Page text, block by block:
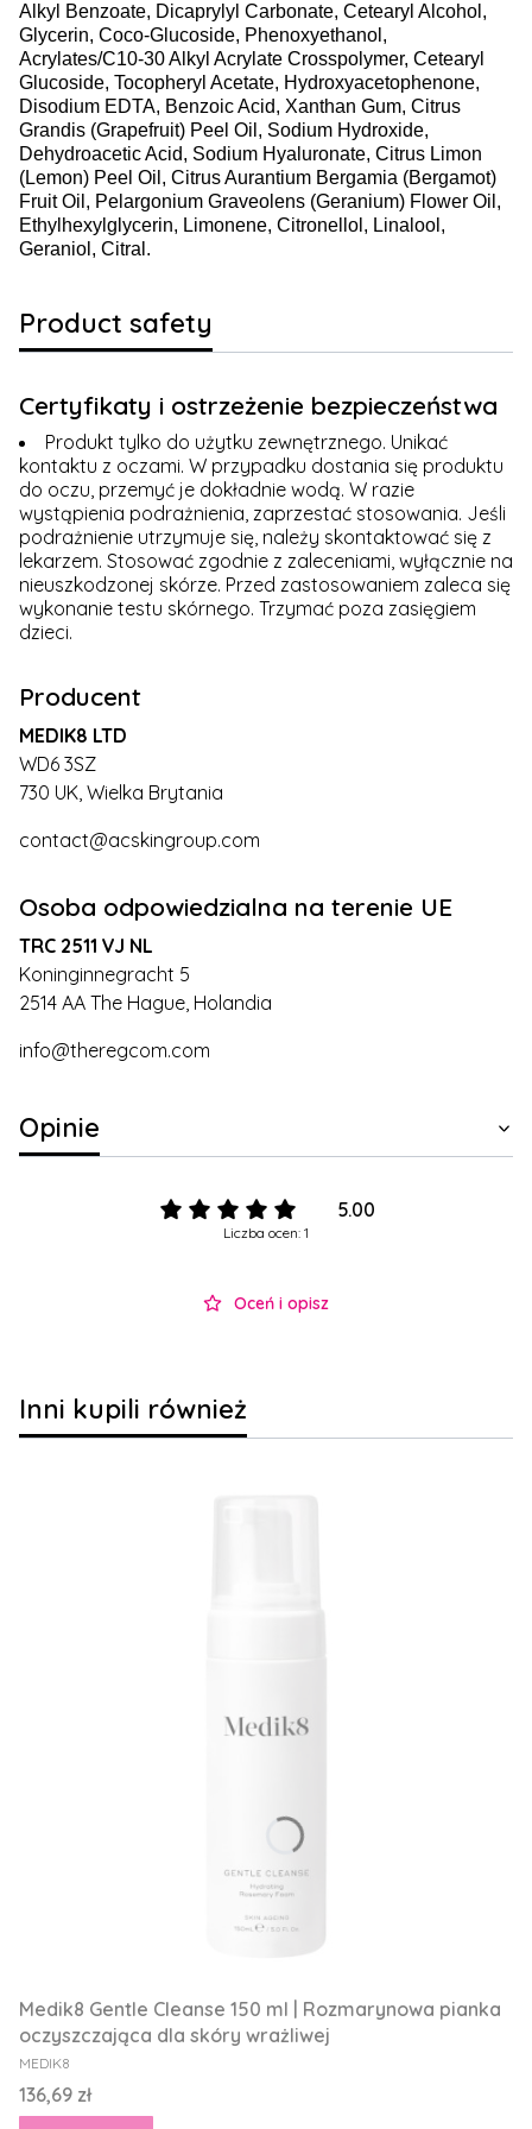
Alkyl Benzoate, Dicaprylyl Carbonate, Cetearyl Alcohol,
Glycerin, Coco-Glucoside, Phenoxyethanol,
Acrylates/C10-30 Alkyl Acrylate Crosspolymer, Cetearyl
Glucoside, Tocopheryl Acetate, Hydroxyacetophenone,
Disodium EDTA, Benzoic Acid, Xanthan Gum, Citrus
Grandis (Grapefruit) Peel Oil, Sodium Hydroxide,
Dehydroacetic Acid, Sodium Hyaluronate, Citrus Limon
(Lemon) Peel Oil, Citrus Aurantium Bergamia (Bergamot)
Fruit Oil, Pelargonium Graveolens (Geranium) Flower Oil,
Ethylhexylglycerin, Limonene, Citronellol, Linalool,
Geraniol, Citral.
Product safety
Certyfikaty i ostrzeżenie bezpieczeństwa
Produkt tylko do użytku zewnętrznego. Unikać
kontaktu z oczami. W przypadku dostania się produktu
do oczu, przemyć je dokładnie wodą. W razie
wystąpienia podrażnienia, zaprzestać stosowania. Jeśli
podrażnienie utrzymuje się, należy skontaktować się z
lekarzem. Stosować zgodnie z zaleceniami, wyłącznie na
nieuszkodzonej skórze. Przed zastosowaniem zaleca się
wykonanie testu skórnego. Trzymać poza zasięgiem
dzieci.
Producent
MEDIK8 LTD
WD6 3SZ
730 UK, Wielka Brytania
contact@acskingroup.com
Osoba odpowiedzialna na terenie UE
TRC 2511 VJ NL
Koninginnegracht 5
2514 AA The Hague, Holandia
info@theregcom.com
Opinie
5.00
Liczba ocen: 1
Oceń i opisz
Inni kupili również
Medik8 Gentle Cleanse 150 ml | Rozmarynowa pianka
oczyszczająca dla skóry wrażliwej
PRODUCENT
MEDIK8
Cena
136,69 zł